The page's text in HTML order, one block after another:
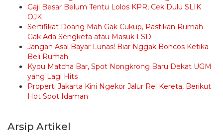
Gaji Besar Belum Tentu Lolos KPR, Cek Dulu SLIK
OJK
Sertifikat Doang Mah Gak Cukup, Pastikan Rumah
Gak Ada Sengketa atau Masuk LSD
Jangan Asal Bayar Lunas! Biar Nggak Boncos Ketika
Beli Rumah
Kyou Matcha Bar, Spot Nongkrong Baru Dekat UGM
yang Lagi Hits
Properti Jakarta Kini Ngekor Jalur Rel Kereta, Berikut
Hot Spot Idaman
Arsip Artikel